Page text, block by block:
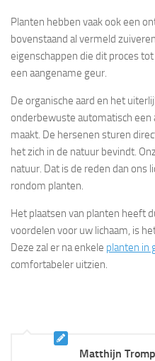
Planten hebben vaak ook een
bovenstaand al vermeld
eigenschappen die dit proces
een aangename geur.
De organische aard en het
onderbewuste automatisch
maakt. De hersenen sturen
het zich in de natuur bevindt.
natuur. Dat is de reden dan ons
rondom planten.
Het plaatsen van planten heeft
voordelen voor uw lichaam, is
Deze zal er na enkele planten in
comfortabeler uitzien.
Matthijn